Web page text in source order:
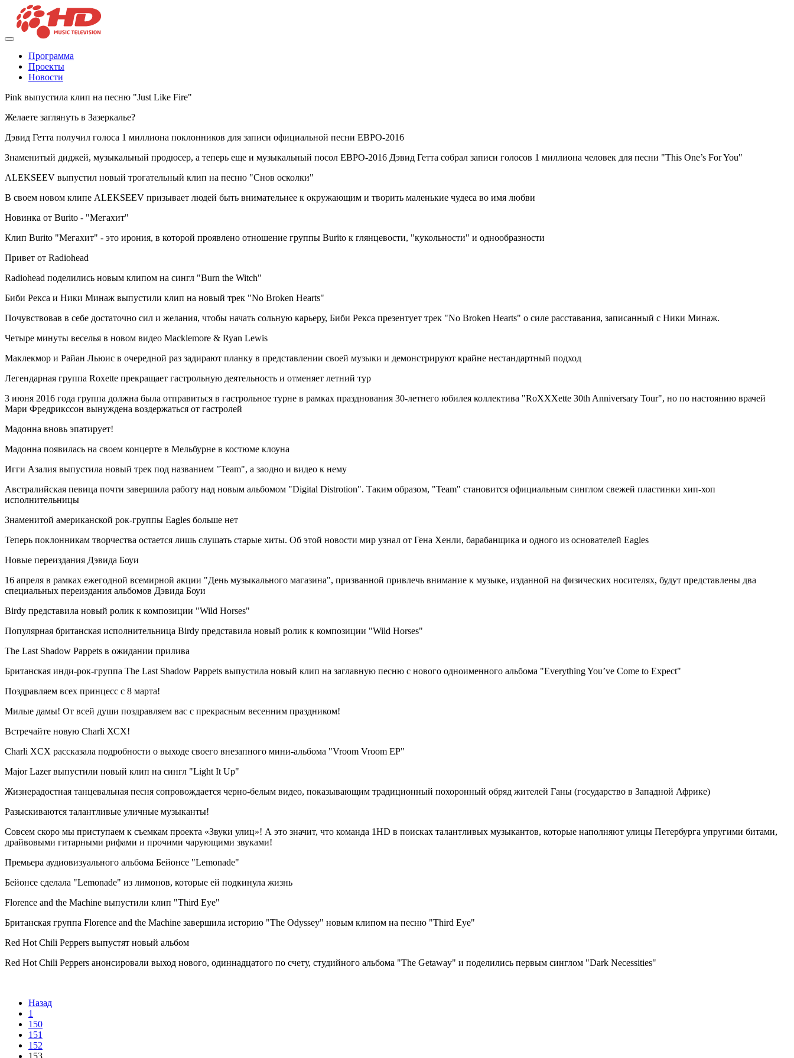
Программа
Проекты
Новости
Pink выпустила клип на песню "Just Like Fire"
Желаете заглянуть в Зазеркалье?
Дэвид Гетта получил голоса 1 миллиона поклонников для записи официальной песни ЕВРО-2016
Знаменитый диджей, музыкальный продюсер, а теперь еще и музыкальный посол ЕВРО-2016 Дэвид Гетта собрал записи голосов 1 миллиона человек для песни "This One’s For You"
ALEKSEEV выпустил новый трогательный клип на песню "Снов осколки"
В своем новом клипе ALEKSEEV призывает людей быть внимательнее к окружающим и творить маленькие чудеса во имя любви
Новинка от Burito - "Мегахит"
Клип Burito "Мегахит" - это ирония, в которой проявлено отношение группы Burito к глянцевости, "кукольности" и однообразности
Привет от Radiohead
Radiohead поделились новым клипом на сингл "Burn the Witch"
Биби Рекса и Ники Минаж выпустили клип на новый трек "No Broken Hearts"
Почувствовав в себе достаточно сил и желания, чтобы начать сольную карьеру, Биби Рекса презентует трек "No Broken Hearts" о силе расставания, записанный с Ники Минаж.
Четыре минуты веселья в новом видео Macklemore & Ryan Lewis
Маклекмор и Райан Льюис в очередной раз задирают планку в представлении своей музыки и демонстрируют крайне нестандартный подход
Легендарная группа Roxette прекращает гастрольную деятельность и отменяет летний тур
3 июня 2016 года группа должна была отправиться в гастрольное турне в рамках празднования 30-летнего юбилея коллектива "RoXXXette 30th Anniversary Tour", но по настоянию врачей
Мари Фредрикссон вынуждена воздержаться от гастролей
Мадонна вновь эпатирует!
Мадонна появилась на своем концерте в Мельбурне в костюме клоуна
Игги Азалия выпустила новый трек под названием "Team", а заодно и видео к нему
Австралийская певица почти завершила работу над новым альбомом "Digital Distrotion". Таким образом, "Team" становится официальным синглом свежей пластинки хип-хоп
исполнительницы
Знаменитой американской рок-группы Eagles больше нет
Теперь поклонникам творчества остается лишь слушать старые хиты. Об этой новости мир узнал от Гена Хенли, барабанщика и одного из основателей Eagles
Новые переиздания Дэвида Боуи
16 апреля в рамках ежегодной всемирной акции "День музыкального магазина", призванной привлечь внимание к музыке, изданной на физических носителях, будут представлены два
специальных переиздания альбомов Дэвида Боуи
Birdy представила новый ролик к композиции "Wild Horses"
Популярная британская исполнительница Birdy представила новый ролик к композиции "Wild Horses"
The Last Shadow Pappets в ожидании прилива
Британская инди-рок-группа The Last Shadow Pappets выпустила новый клип на заглавную песню с нового одноименного альбома "Everything You’ve Come to Expect"
Поздравляем всех принцесс с 8 марта!
Милые дамы! От всей души поздравляем вас с прекрасным весенним праздником!
Встречайте новую Charli ХСХ!
Charli XCX рассказала подробности о выходе своего внезапного мини-альбома "Vroom Vroom EP"
Major Lazer выпустили новый клип на сингл "Light It Up"
Жизнерадостная танцевальная песня сопровождается черно-белым видео, показывающим традиционный похоронный обряд жителей Ганы (государство в Западной Африке)
Разыскиваются талантливые уличные музыканты!
Совсем скоро мы приступаем к съемкам проекта «Звуки улиц»! А это значит, что команда 1HD в поисках талантливых музыкантов, которые наполняют улицы Петербурга упругими битами,
драйвовыми гитарными рифами и прочими чарующими звуками!
Премьера аудиовизуального альбома Бейонсе "Lemonade"
Бейонсе сделала "Lemonade" из лимонов, которые ей подкинула жизнь
Florence and the Machine выпустили клип "Third Eye"
Британская группа Florence and the Machine завершила историю "The Odyssey" новым клипом на песню "Third Eye"
Red Hot Chili Peppers выпустят новый альбом
Red Hot Chili Peppers анонсировали выход нового, одиннадцатого по счету, студийного альбома "The Getaway" и поделились первым синглом "Dark Necessities"
Назад
1
150
151
152